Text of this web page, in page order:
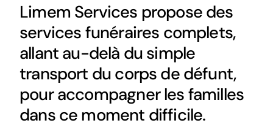
Limem Services propose des
services funéraires complets,
allant au-delà du simple
transport du corps de défunt,
pour accompagner les familles
dans ce moment difficile.